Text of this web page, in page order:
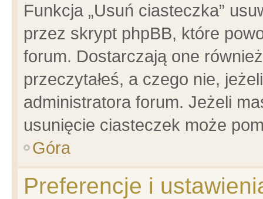
Funkcja „Usuń ciasteczka”
przez skrypt phpBB, które
forum. Dostarczają one
przeczytałeś, a czego nie,
administratora forum. Jeżeli
usunięcie ciasteczek może
Góra
Preferencje i